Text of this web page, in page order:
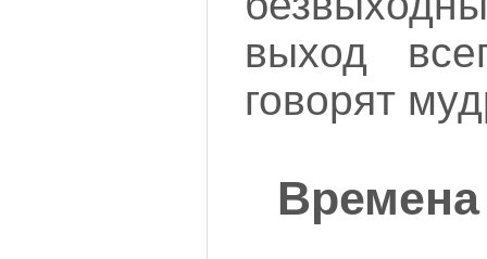
выход
говорят